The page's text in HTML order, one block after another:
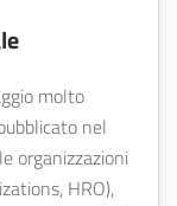
molto
nel
organizzazioni
HRO),